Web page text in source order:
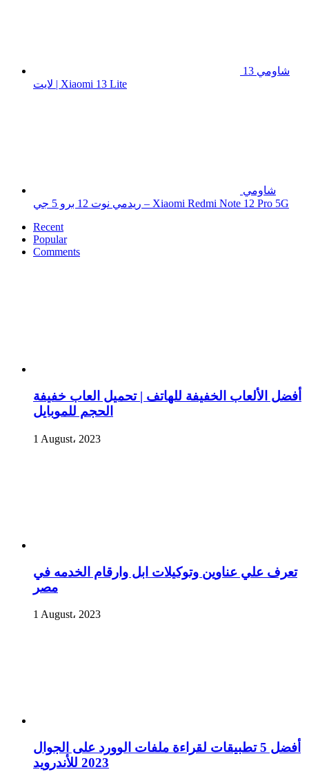
شاومي 13
لايت | Xiaomi 13 Lite
شاومي
ريدمي نوت 12 برو 5 جي – Xiaomi Redmi Note 12 Pro 5G
Recent
Popular
Comments
أفضل الألعاب الخفيفة للهاتف | تحميل العاب خفيفة
الحجم للموبايل
1 August، 2023
تعرف علي عناوين وتوكيلات ابل وارقام الخدمه في
مصر
1 August، 2023
أفضل 5 تطبيقات لقراءة ملفات الوورد على الجوال
2023 للأندرويد